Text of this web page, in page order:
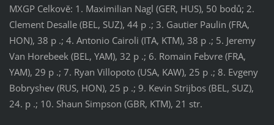
MXGP Celkově: 1. Maximilian Nagl (GER, HUS), 50 bodů; 2.
Clement Desalle (BEL, SUZ), 44 p .; 3. Gautier Paulin (FRA,
HON), 38 p .; 4. Antonio Cairoli (ITA, KTM), 38 p .; 5. Jeremy
Van Horebeek (BEL, YAM), 32 p .; 6. Romain Febvre (FRA,
YAM), 29 p .; 7. Ryan Villopoto (USA, KAW), 25 p .; 8. Evgeny
Bobryshev (RUS, HON), 25 p .; 9. Kevin Strijbos (BEL, SUZ),
24. p .; 10. Shaun Simpson (GBR, KTM), 21 str.